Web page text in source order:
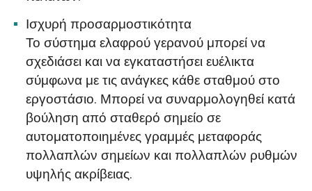
Ισχυρή προσαρμοστικότητα
Το σύστημα ελαφρού γερανού μπορεί να
σχεδιάσει και να εγκαταστήσει ευέλικτα
σύμφωνα με τις ανάγκες κάθε σταθμού στο
εργοστάσιο. Μπορεί να συναρμολογηθεί κατά
βούληση από σταθερό σημείο σε
αυτοματοποιημένες γραμμές μεταφοράς
πολλαπλών σημείων και πολλαπλών ρυθμών
υψηλής ακρίβειας.